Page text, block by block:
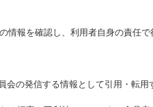
報を確認し、利用者自身の責任
発信する情報として引用・転用